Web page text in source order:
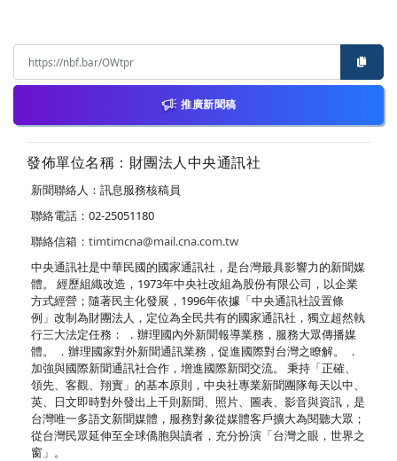
推廣新聞稿
發佈單位名稱：財團法人中央通訊社
新聞聯絡人：訊息服務核稿員
聯絡電話：02-25051180
聯絡信箱： timtimcna@mail.cna.com.tw
中央通訊社是中華民國的國家通訊社，是台灣最具影響力的新聞媒
體。 經歷組織改造，1973年中央社改組為股份有限公司，以企業
方式經營；隨著民主化發展，1996年依據「中央通訊社設置條
例」改制為財團法人，定位為全民共有的國家通訊社，獨立超然執
行三大法定任務： ．辦理國內外新聞報導業務，服務大眾傳播媒
體。 ．辦理國家對外新聞通訊業務，促進國際對台灣之瞭解。 ．
加強與國際新聞通訊社合作，增進國際新聞交流。 秉持「正確、
領先、客觀、翔實」的基本原則，中央社專業新聞團隊每天以中、
英、日文即時對外發出上千則新聞、照片、圖表、影音與資訊，是
台灣唯一多語文新聞媒體，服務對象從媒體客戶擴大為閱聽大眾；
從台灣民眾延伸至全球僑胞與讀者，充分扮演「台灣之眼，世界之
窗」。